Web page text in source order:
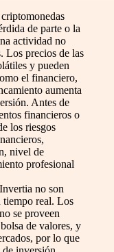
de parte o la
actividad no
Los precios de las
y pueden
el financiero,
aumenta
Antes de
financieros o
los riesgos
nivel de
profesional
no son
tiempo real. Los
se proveen
de valores, y
por lo que